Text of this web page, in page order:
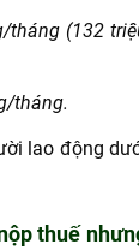
tháng (132
tháng.
lao động
thuế